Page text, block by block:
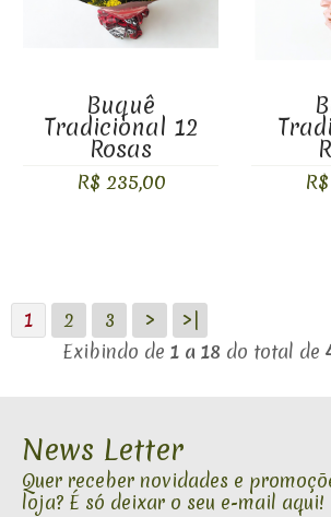
Buquê
Tradicional 12
Rosas
R$ 235,00
1 2 3 >
>|
Exibindo de 1 a 18 do total de
News Letter
Quer receber novidades e
loja? É só deixar o seu e-mail aqui!